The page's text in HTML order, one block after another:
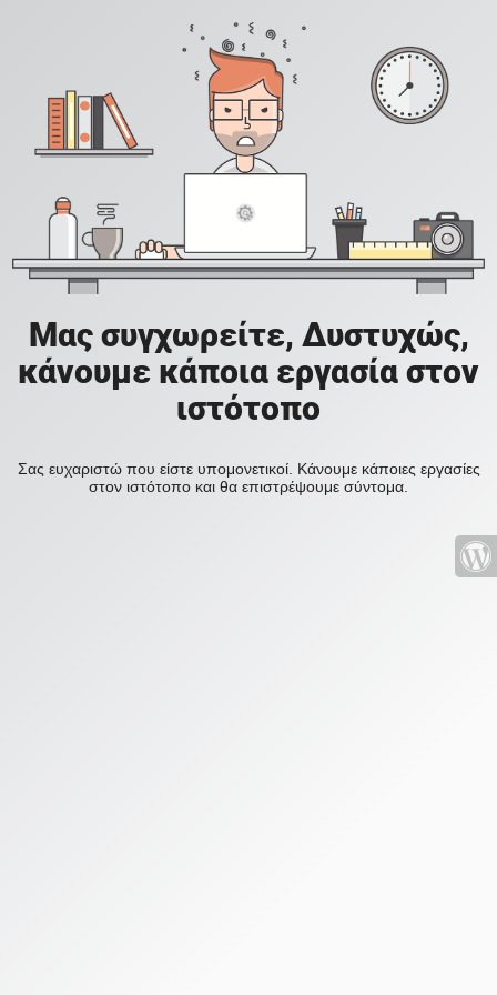
Μας συγχωρείτε, Δυστυχώς,
κάνουμε κάποια εργασία στον
ιστότοπο
Σας ευχαριστώ που είστε υπομονετικοί. Κάνουμε κάποιες εργασίες
στον ιστότοπο και θα επιστρέψουμε σύντομα.